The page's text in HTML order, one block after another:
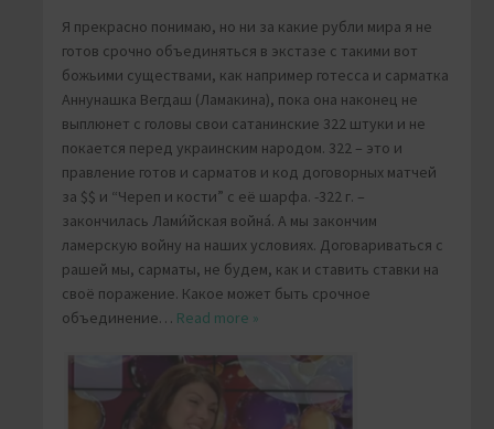
Я прекрасно понимаю, но ни за какие рубли мира я не
готов срочно объединяться в экстазе с такими вот
божьими существами, как например готесса и сарматка
Аннунашка Вегдаш (Ламакина), пока она наконец не
выплюнет с головы свои сатанинские 322 штуки и не
покается перед украинским народом. 322 – это и
правление готов и сарматов и код договорных матчей
за $$ и “Череп и кости” с её шарфа. -322 г. –
закончилась Лами́йская война́. А мы закончим
ламерскую войну на наших условиях. Договариваться с
рашей мы, сарматы, не будем, как и ставить ставки на
своё поражение. Какое может быть срочное
объединение… Read more »